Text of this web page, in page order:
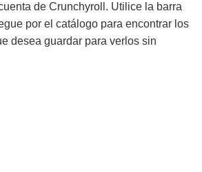
de Crunchyroll. Utilice la barra
por el catálogo para encontrar los
desea guardar para verlos sin